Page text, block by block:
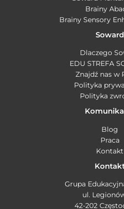
Brainy
Brainy Sensory
Soward
Dlaczego
EDU STREFA
Znajdź nas w
Polityka
Polityka
Blog
Praca
Kontakt
Grupa
ul.
42-202